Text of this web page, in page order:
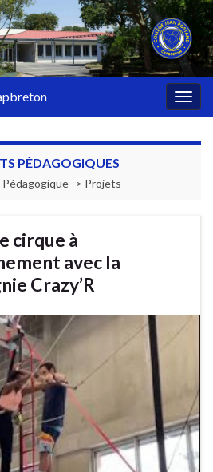
PÉDAGOGIQUES
-> Projets
cirque à
avec la
Crazy’R